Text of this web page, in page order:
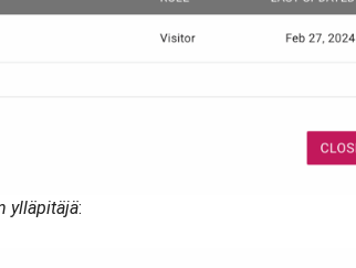
ylläpitäjä: